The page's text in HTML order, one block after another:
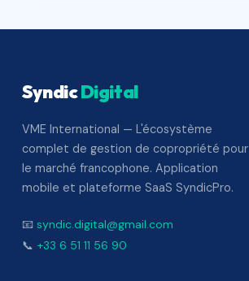
SyndicDigital
VME International — L'écosystème
complet de gestion de copropriété pour
le marché francophone. Application
mobile et plateforme SaaS SyndicPro.
📧 syndic.digital@gmail.com
📞 +33 6 51 11 56 90